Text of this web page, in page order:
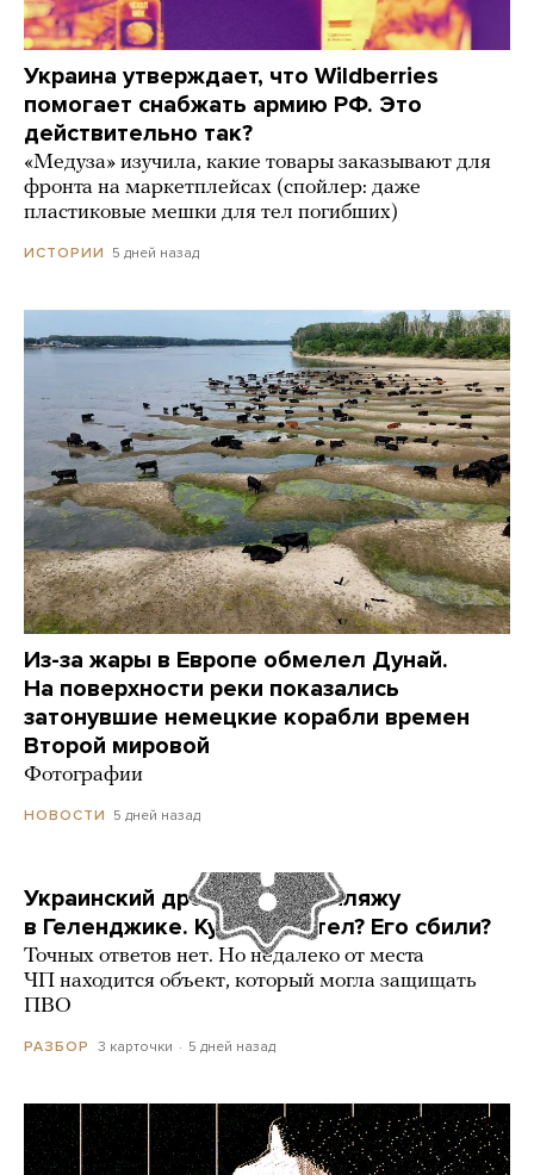
Украина утверждает, что Wildberries
помогает снабжать армию РФ. Это
действительно так?
«Медуза» изучила, какие товары заказывают для
фронта на маркетплейсах (спойлер: даже
пластиковые мешки для тел погибших)
ИСТОРИИ 5 дней назад
Из-за жары в Европе обмелел Дунай.
На поверхности реки показались
затонувшие немецкие корабли времен
Второй мировой
Фотографии
НОВОСТИ 5 дней назад
Украинский дрон попал по пляжу
в Геленджике. Куда он летел? Его сбили?
Точных ответов нет. Но недалеко от места
ЧП находится объект, который могла защищать
ПВО
РАЗБОР 3 карточки 5 дней назад